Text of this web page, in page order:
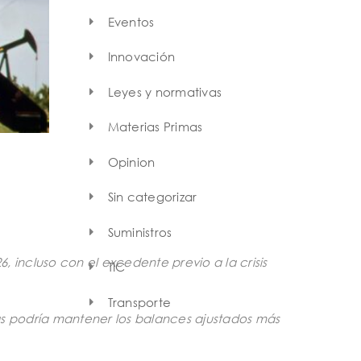
incluso con el excedente previo a la crisis
mantener los balances ajustados más
Eventos
Innovación
Leyes y normativas
Materias Primas
Opinion
Sin categorizar
Suministros
TIC
Transporte